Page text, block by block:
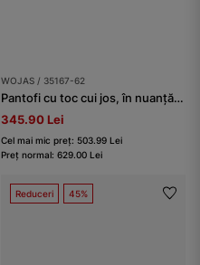
WOJAS / 35167-62
Pantofi cu toc cui jos, în nuanță de ciocolată
345.90 Lei
Cel mai mic preț: 503.99 Lei
Preț normal: 629.00 Lei
Reduceri 45%